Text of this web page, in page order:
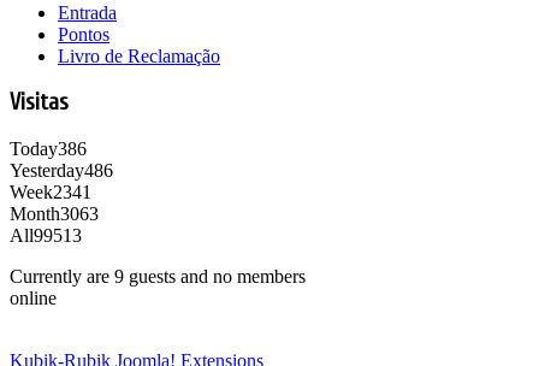
Entrada
Pontos
Livro de Reclamação
Visitas
Today386
Yesterday486
Week2341
Month3063
All99513
Currently are 9 guests and no members
online
Kubik-Rubik Joomla! Extensions